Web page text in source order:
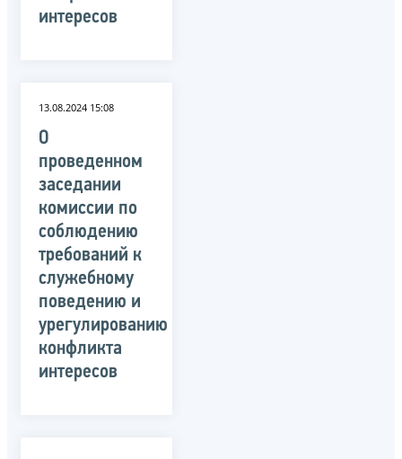
интересов
13.08.2024 15:08
О
проведенном
заседании
комиссии по
соблюдению
требований к
служебному
поведению и
урегулированию
конфликта
интересов